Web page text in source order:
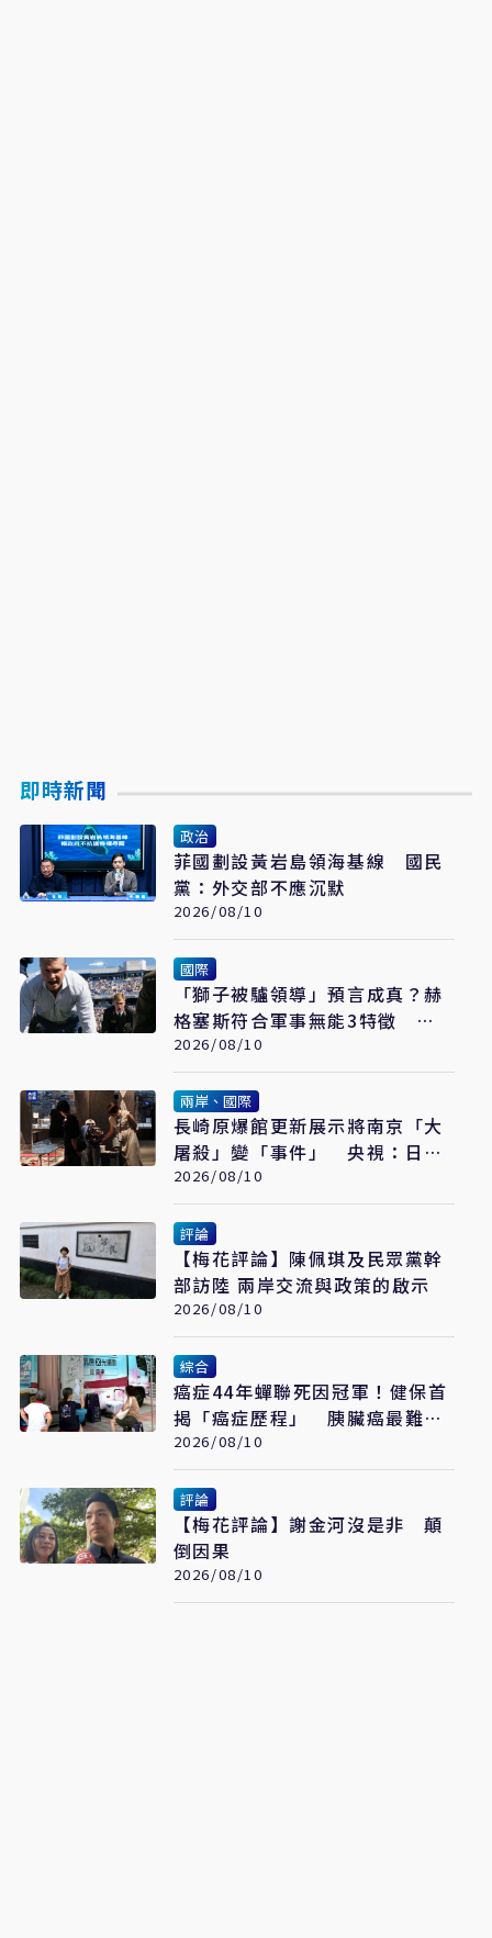
即時新聞
政治
菲國劃設黃岩島領海基線 國民
黨：外交部不應沉默
2026/08/10
國際
「獅子被驢領導」預言成真？赫
格塞斯符合軍事無能3特徵
《軍事無能心理學》半世紀後受
矚目
2026/08/10
兩岸、國際
長崎原爆館更新展示將南京「大
屠殺」變「事件」 央視：日本
又在偷改歷史
2026/08/10
評論
【梅花評論】陳佩琪及民眾黨幹
部訪陸 兩岸交流與政策的啟示
2026/08/10
綜合
癌症44年蟬聯死因冠軍！健保首
揭「癌症歷程」 胰臟癌最難
治、肺癌驚見院際差41.8個百分
點
2026/08/10
評論
【梅花評論】謝金河沒是非 顛
倒因果
2026/08/10